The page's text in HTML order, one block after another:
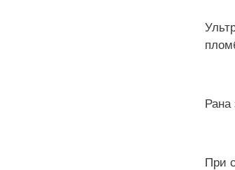
Рана
При